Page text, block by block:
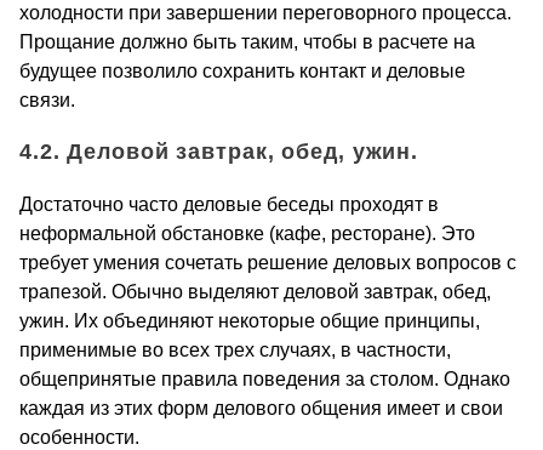
холодности при завершении переговорного процесса.
Прощание должно быть таким, чтобы в расчете на
будущее позволило сохранить контакт и деловые
связи.
4.2. Деловой завтрак, обед, ужин.
Достаточно часто деловые беседы проходят в
неформальной обстановке (кафе, ресторане). Это
требует умения сочетать решение деловых вопросов с
трапезой. Обычно выделяют деловой завтрак, обед,
ужин. Их объединяют некоторые общие принципы,
применимые во всех трех случаях, в частности,
общепринятые правила поведения за столом. Однако
каждая из этих форм делового общения имеет и свои
особенности.